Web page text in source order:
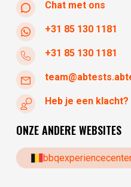
Chat met ons
+31 85 130 1181
+31 85 130 1181
Heb je een klacht?
ONZE ANDERE WEBSITES